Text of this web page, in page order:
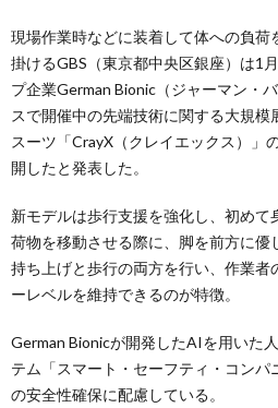
現場作業時などに装着して体への負荷
掛けるGBS（東京都中央区銀座）は1
プ企業German Bionic（ジャーマン・
スで開催中の先端技術に関する大規模
スーツ「CrayX（クレイエックス）」
開したと発表した。
新モデルは歩行支援を強化し、初めて
荷物を移動させる際に、脚を前方に優
持ち上げと歩行の両方を行い、作業者
ーレベルを維持できるのが特徴。
German Bionicが開発したAIを用いた
テム「スマート・セーフティ・コン
の安全性確保に配慮している。